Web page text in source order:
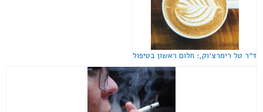
ד״ר טל רימרצ׳וק,: חלום ראשון בטיפול